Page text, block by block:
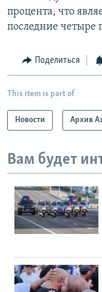
процента, что
последние четыре
Поделиться
This item is part of
Новости Архив
Вам будет